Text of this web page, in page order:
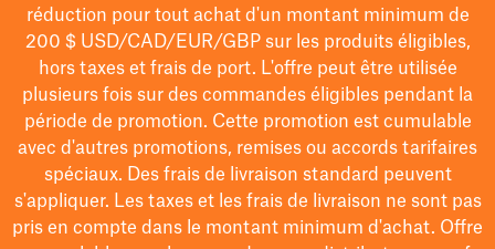
réduction pour tout achat d'un montant minimum de
200 $USD/CAD/EUR/GBPsur les produits éligibles,
hors taxes et frais de port. L'offre peut être utilisée
plusieurs fois sur des commandes éligibles pendant la
période de promotion. Cette promotion est cumulable
avec d'autres promotions, remises ou accords tarifaires
spéciaux. Des frais de livraison standard peuvent
s'appliquer. Les taxes et les frais de livraison ne sont pas
pris en compte dans le montant minimum d'achat. Offre